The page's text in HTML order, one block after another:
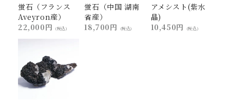
蛍石（フランス
Aveyron産）
22,000円
(税込)
蛍石（中国 湖南
省産）
18,700円
(税込)
アメシスト(紫水
晶)
10,450円
(税込)